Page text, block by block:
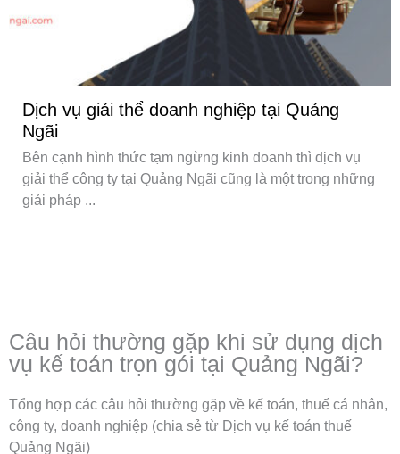
Dịch vụ giải thể doanh nghiệp tại Quảng
Ngãi
Bên cạnh hình thức tạm ngừng kinh doanh thì dịch vụ
giải thể công ty tại Quảng Ngãi cũng là một trong những
giải pháp ...
Câu hỏi thường gặp khi sử dụng dịch
vụ kế toán trọn gói tại Quảng Ngãi?
Tổng hợp các câu hỏi thường gặp về kế toán, thuế cá nhân,
công ty, doanh nghiệp (chia sẻ từ Dịch vụ kế toán thuế
Quảng Ngãi)